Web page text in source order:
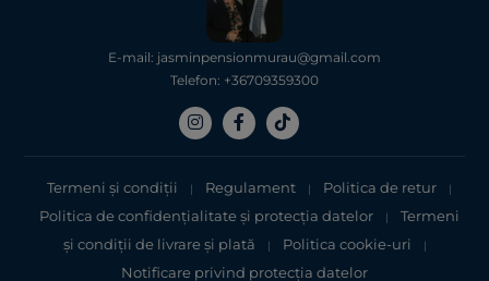
E-mail: jasminpensionmurau@gmail.com
Telefon: +36709359300
Termeni și condiții | Regulament | Politica de retur |
Politica de confidențialitate şi protecţia datelor |
Termeni
şi condiții de livrare și plată
| Politica cookie-uri |
Notificare privind protecția datelor